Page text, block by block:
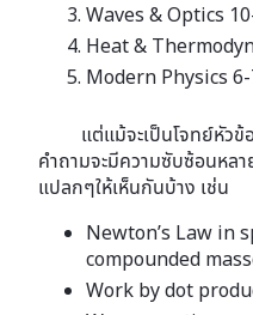
Waves & Optics
Heat &
Modern Physics 6-
แต่แม้จะเป็นโจทย์หัวข้อ
คำถามจะมีความซับซ้อนหล
แปลกๆให้เห็นกันบ้าง เช่น
Newton’s Law in
compounded
Work by dot